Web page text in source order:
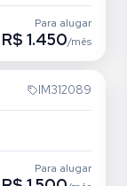
Para alugar
R$ 1.450/mês
IM312089
Para alugar